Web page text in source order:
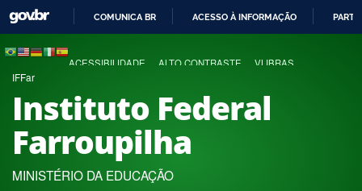
COMUNICA BR ACESSO À INFORMAÇÃO
ACESSIBILIDADE ALTO CONTRASTE VLIBRAS
IFFar
Instituto Federal
Farroupilha
MINISTÉRIO DA EDUCAÇÃO